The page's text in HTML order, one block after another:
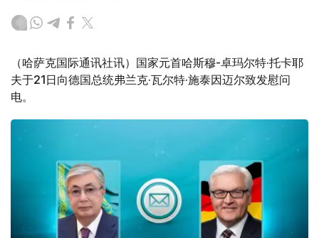
（哈萨克国际通讯社讯）国家元首哈斯穆-卓玛尔特·托卡耶
夫于21日向德国总统弗兰克·瓦尔特·施泰因迈尔致发慰问
电。